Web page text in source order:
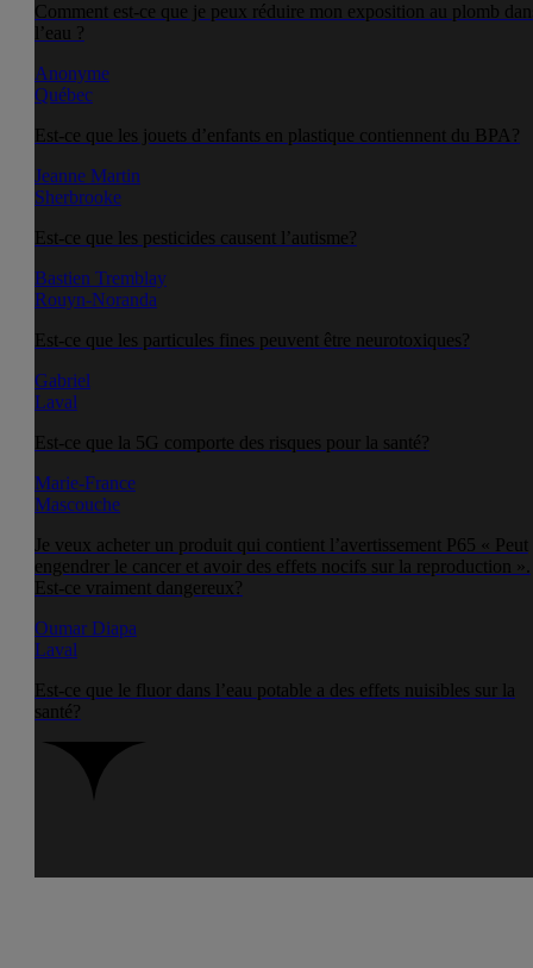
Comment est-ce que je peux réduire mon exposition au plomb
l’eau ?
Anonyme
Québec
Est-ce que les jouets d’enfants en plastique contiennent du BPA?
Jeanne Martin
Sherbrooke
Est-ce que les pesticides causent l’autisme?
Bastien Tremblay
Rouyn-Noranda
Est-ce que les particules fines peuvent être neurotoxiques?
Gabriel
Laval
Est-ce que la 5G comporte des risques pour la santé?
Marie-France
Mascouche
Je veux acheter un produit qui contient l’avertissement P65 « Peut
engendrer le cancer et avoir des effets nocifs sur la reproduction ».
Est-ce vraiment dangereux?
Oumar Diapa
Laval
Est-ce que le fluor dans l’eau potable a des effets nuisibles sur la
santé?